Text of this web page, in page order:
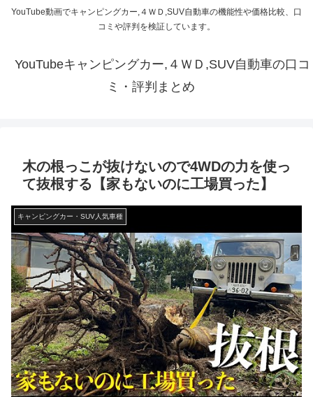
YouTube動画でキャンピングカー,４ＷＤ,SUV自動車の機能性や価格比較、口
コミや評判を検証しています。
YouTubeキャンピングカー,４ＷＤ,SUV自動車の口コ
ミ・評判まとめ
木の根っこが抜けないので4WDの力を使っ
て抜根する【家もないのに工場買った】
キャンピングカー・SUV人気車種